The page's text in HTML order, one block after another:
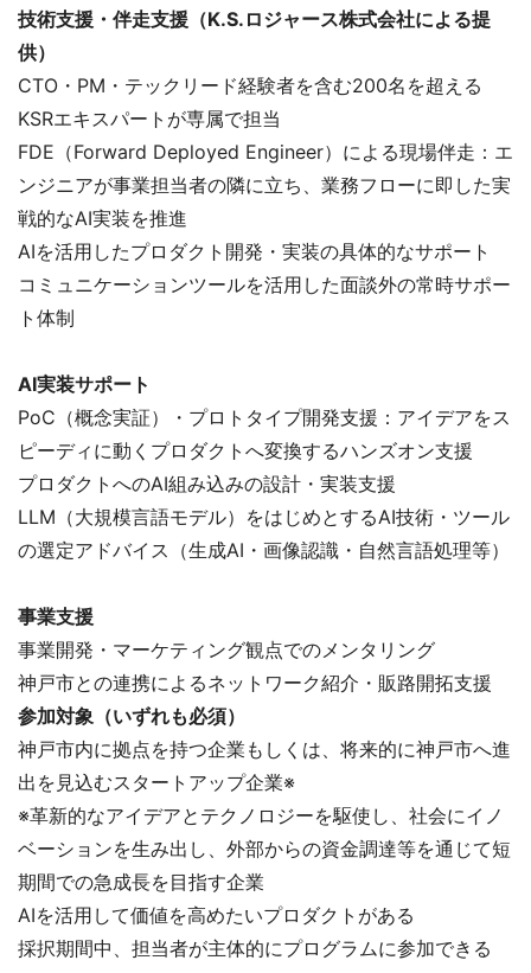
技術支援・伴走支援（K.S.ロジャース株式会社による提
供）
CTO・PM・テックリード経験者を含む200名を超える
KSRエキスパートが専属で担当
FDE（Forward Deployed Engineer）による現場伴走：エ
ンジニアが事業担当者の隣に立ち、業務フローに即した実
戦的なAI実装を推進
AIを活用したプロダクト開発・実装の具体的なサポート
コミュニケーションツールを活用した面談外の常時サポー
ト体制
AI実装サポート
PoC（概念実証）・プロトタイプ開発支援：アイデアをス
ピーディに動くプロダクトへ変換するハンズオン支援
プロダクトへのAI組み込みの設計・実装支援
LLM（大規模言語モデル）をはじめとするAI技術・ツール
の選定アドバイス（生成AI・画像認識・自然言語処理等）
事業支援
事業開発・マーケティング観点でのメンタリング
神戸市との連携によるネットワーク紹介・販路開拓支援
参加対象（いずれも必須）
神戸市内に拠点を持つ企業もしくは、将来的に神戸市へ進
出を見込むスタートアップ企業※
※革新的なアイデアとテクノロジーを駆使し、社会にイノ
ベーションを生み出し、外部からの資金調達等を通じて短
期間での急成長を目指す企業
AIを活用して価値を高めたいプロダクトがある
採択期間中、担当者が主体的にプログラムに参加できる